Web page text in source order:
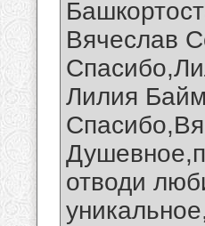
Вячеслав
Лилия
отводи